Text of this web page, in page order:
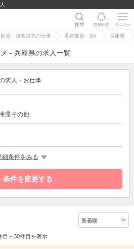
部員・接客販売の仕事 美容部員・BA 兵庫県
- 兵庫県の求人一覧
求人・お仕事
県その他
細条件をみる
条件を変更する
目～30件目を表示